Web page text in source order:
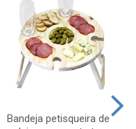
Bandeja petisqueira de